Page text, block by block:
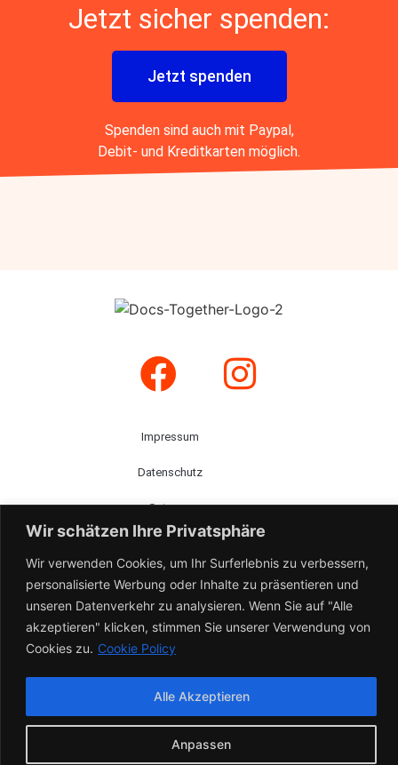
Wir schätzen Ihre Privatsphäre
Wir verwenden Cookies, um Ihr Surferlebnis zu verbessern,
personalisierte Werbung oder Inhalte zu präsentieren und
unseren Datenverkehr zu analysieren. Wenn Sie auf "Alle
akzeptieren" klicken, stimmen Sie unserer Verwendung von
Cookies zu. Cookie Policy
Anpassen
Alle Akzeptieren
Jetzt sicher spenden:
Jetzt spenden
Spenden sind auch mit Paypal,
Debit- und Kreditkarten möglich.
Impressum
Datenschutz
Satzung
Spenden
Leitbild
Über uns
News
Kontakt